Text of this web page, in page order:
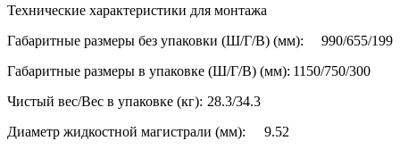
Технические характеристики для монтажа
Габаритные размеры без упаковки (Ш/Г/В) (мм):
990/655/199
Габаритные размеры в упаковке (Ш/Г/В) (мм): 1150/750/300
Чистый вес/Вес в упаковке (кг): 28.3/34.3
Диаметр жидкостной магистрали (мм):
9.52